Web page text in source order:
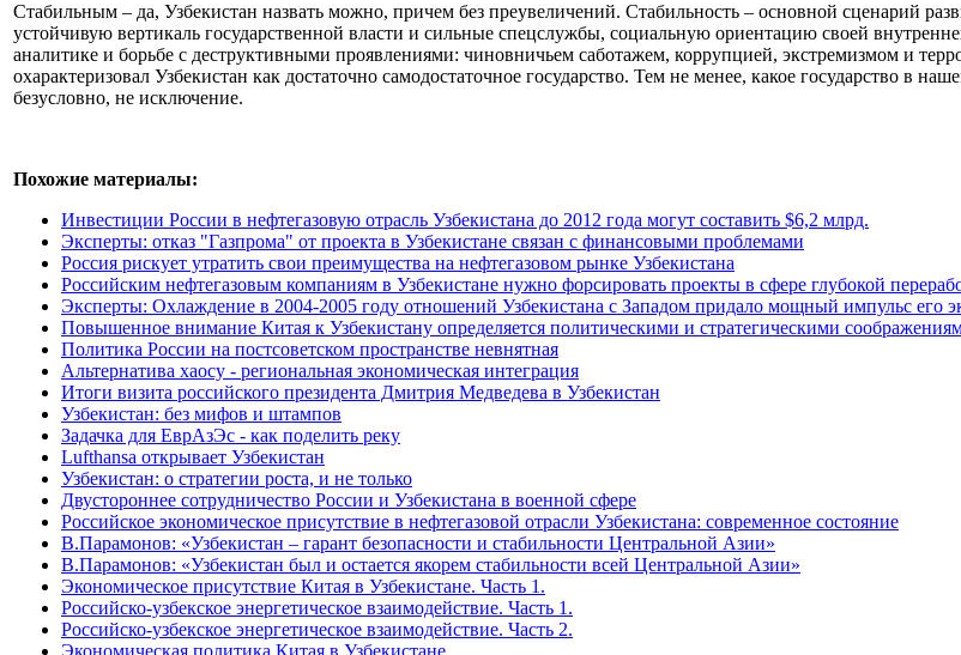
Стабильным – да, Узбекистан назвать можно, причем без преувеличений. Стабильность – основной сценарий
устойчивую вертикаль государственной власти и сильные спецслужбы, социальную ориентацию своей
аналитике и борьбе с деструктивными проявлениями: чиновничьем саботажем, коррупцией, экстремизмом и
охарактеризовал Узбекистан как достаточно самодостаточное государство. Тем не менее, какое государство в
безусловно, не исключение.
Похожие материалы:
Инвестиции России в нефтегазовую отрасль Узбекистана до 2012 года могут составить $6,2 млрд.
Эксперты: отказ "Газпрома" от проекта в Узбекистане связан с финансовыми проблемами
Россия рискует утратить свои преимущества на нефтегазовом рынке Узбекистана
Российским нефтегазовым компаниям в Узбекистане нужно форсировать проекты в сфере глубокой
Эксперты: Охлаждение в 2004-2005 году отношений Узбекистана с Западом придало мощный импульс его
Повышенное внимание Китая к Узбекистану определяется политическими и стратегическими
Политика России на постсоветском пространстве невнятная
Альтернатива хаосу - региональная экономическая интеграция
Итоги визита российского президента Дмитрия Медведева в Узбекистан
Узбекистан: без мифов и штампов
Задачка для ЕврАзЭс - как поделить реку
Lufthansa открывает Узбекистан
Узбекистан: о стратегии роста, и не только
Двустороннее сотрудничество России и Узбекистана в военной сфере
Российское экономическое присутствие в нефтегазовой отрасли Узбекистана: современное состояние
В.Парамонов: «Узбекистан – гарант безопасности и стабильности Центральной Азии»
В.Парамонов: «Узбекистан был и остается якорем стабильности всей Центральной Азии»
Экономическое присутствие Китая в Узбекистане. Часть 1.
Российско-узбекское энергетическое взаимодействие. Часть 1.
Российско-узбекское энергетическое взаимодействие. Часть 2.
Экономическая политика Китая в Узбекистане